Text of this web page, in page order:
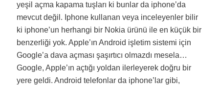
yeşil açma kapama tuşları ki bunlar da iphone’da
mevcut değil. Iphone kullanan veya inceleyenler bilir
ki iphone’un herhangi bir Nokia ürünü ile en küçük bir
benzerliği yok. Apple’ın Android işletim sistemi için
Google’a dava açması şaşırtıcı olmazdı mesela…
Google, Apple’ın açtığı yoldan ilerleyerek doğru bir
yere geldi. Android telefonlar da iphone’lar gibi,